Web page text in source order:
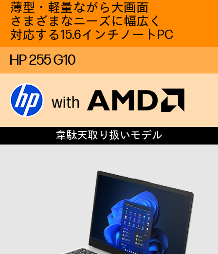
薄型・軽量ながら大画面
さまざまなニーズに幅広く
対応する15.6インチノートPC
HP 255 G10
韋駄天取り扱いモデル